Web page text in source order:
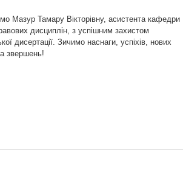
Мазур Тамару Вікторівну, асистента кафедри
дисциплін, з успішним захистом
дисертації. Зичимо наснаги, успіхів, нових
звершень!